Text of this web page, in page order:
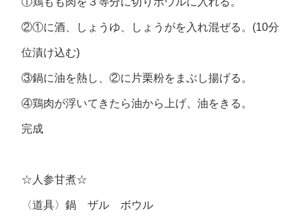
②①に酒、しょうゆ、しょうがを入れ混ぜる。(10分
位漬け込む)
③鍋に油を熱し、②に片栗粉をまぶし揚げる。
④鶏肉が浮いてきたら油から上げ、油をきる。
完成
☆人参甘煮☆
〈道具〉鍋 ザル ボウル